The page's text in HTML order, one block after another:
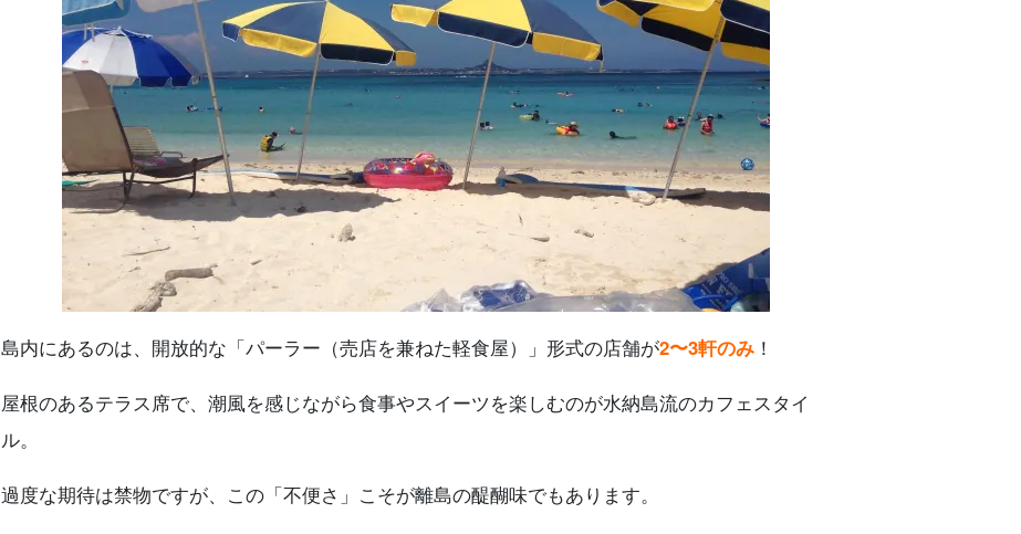
島内にあるのは、開放的な「パーラー（売店を兼ねた軽食屋）」形式の店舗が2〜3軒のみ ！
屋根のあるテラス席で、潮風を感じながら食事やスイーツを楽しむのが水納島流のカフェスタイ
ル。
過度な期待は禁物ですが、この「不便さ」こそが離島の醍醐味でもあります。